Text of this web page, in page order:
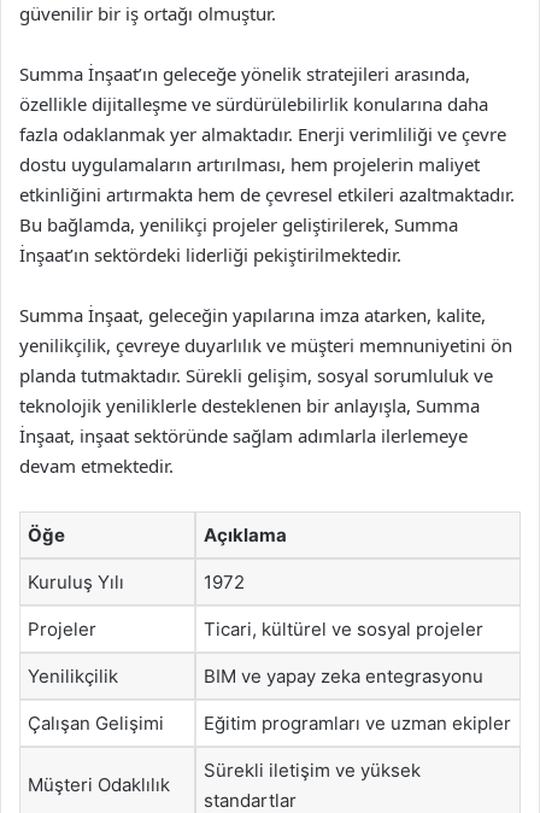
güvenilir bir iş ortağı olmuştur.
Summa İnşaat’ın geleceğe yönelik stratejileri arasında,
özellikle dijitalleşme ve sürdürülebilirlik konularına daha
fazla odaklanmak yer almaktadır. Enerji verimliliği ve çevre
dostu uygulamaların artırılması, hem projelerin maliyet
etkinliğini artırmakta hem de çevresel etkileri azaltmaktadır.
Bu bağlamda, yenilikçi projeler geliştirilerek, Summa
İnşaat’ın sektördeki liderliği pekiştirilmektedir.
Summa İnşaat, geleceğin yapılarına imza atarken, kalite,
yenilikçilik, çevreye duyarlılık ve müşteri memnuniyetini ön
planda tutmaktadır. Sürekli gelişim, sosyal sorumluluk ve
teknolojik yeniliklerle desteklenen bir anlayışla, Summa
İnşaat, inşaat sektöründe sağlam adımlarla ilerlemeye
devam etmektedir.
Öğe Açıklama
Kuruluş Yılı 1972
Projeler Ticari, kültürel ve sosyal projeler
Yenilikçilik BIM ve yapay zeka entegrasyonu
Çalışan Gelişimi Eğitim programları ve uzman ekipler
Müşteri Odaklılık
Sürekli iletişim ve yüksek
standartlar